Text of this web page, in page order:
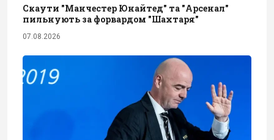
Скаути "Манчестер Юнайтед" та "Арсенал"
пильнують за форвардом "Шахтаря"
07.08.2026